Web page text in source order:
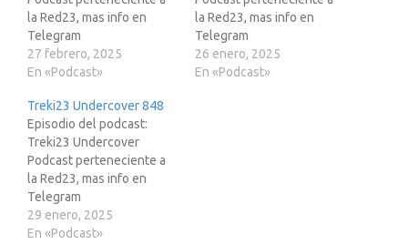
la Red23, mas info en
Telegram
https://t.me/red23esSi
estas pensando en
mi enlace de
recomendación para que
pueda obtener 250€ de
descuento.
http://treki23.com/teslaEn
lace para apuntarte a
Mike”s Academy:
https://treki23.com/mikes
27 febrero, 2025
En «Podcast»
la Red23, mas info en
Telegram
https://t.me/red23es Si
estas pensando en
26 enero, 2025
En «Podcast»
Treki23 Undercover 848
Episodio del podcast:
Treki23 Undercover
Podcast perteneciente a
la Red23, mas info en
Telegram
https://t.me/red23es Si
estas pensando en
29 enero, 2025
En «Podcast»